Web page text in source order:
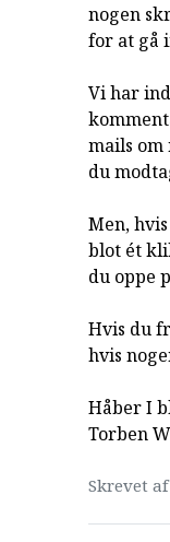
nogen
for at gå
Vi har
mails om
du
Men,
blot ét
du oppe
Hvis du
hvis
Håber I
Torben W
Skrevet